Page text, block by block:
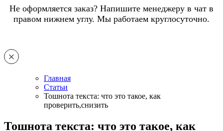
Не оформляется заказ? Напишите менеджеру в чат в
правом нижнем углу. Мы работаем круглосуточно.
Главная
Статьи
Тошнота текста: что это такое, как
проверить,снизить
Тошнота текста: что это такое, как